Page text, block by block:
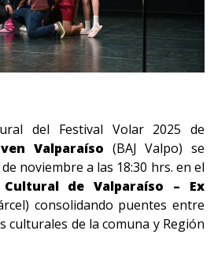
del Festival Volar 2025 de
Valparaíso (BAJ Valpo) se
noviembre a las 18:30 hrs. en el
Cultural de Valparaíso – Ex
consolidando puentes entre
culturales de la comuna y Región